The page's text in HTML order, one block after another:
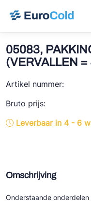
info@eurocold.nl
Merken
BOCK
REFFLEX®
Koudemiddelen
Diensten
Downloads
Nieuws
Over ons
05083,
(VERVALLEN
Artikel nummer:
Bruto prijs:
Leverbaar in 4 - 6
Omschrijving
Onderstaande